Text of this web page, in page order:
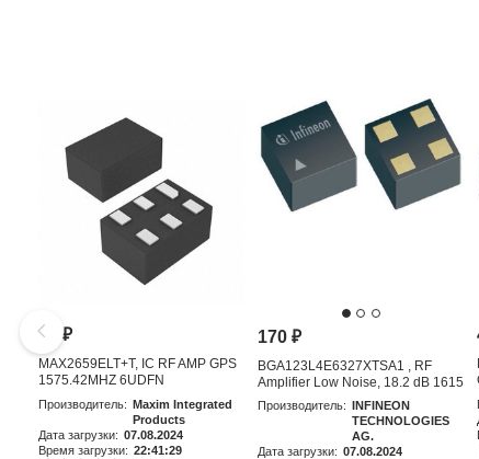
81₽
MAX2659ELT+T, IC RF AMP GPS
1575.42MHZ 6UDFN
Производитель: Maxim Integrated
Products
Дата загрузки: 07.08.2024
Время загрузки: 22:41:29
170₽
BGA123L4E6327XTSA1 , RF
Amplifier Low Noise, 18.2 dB 1615
MHz, 4-Pin TSLP-4-11
Производитель: INFINEON
TECHNOLOGIES
AG.
Дата загрузки: 07.08.2024